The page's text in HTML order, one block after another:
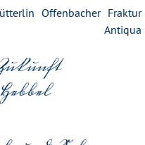
Offenbacher Fraktur
Antiqua